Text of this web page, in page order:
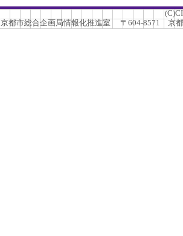
京都市総合企画局情報化推進室 〒604-8571 京